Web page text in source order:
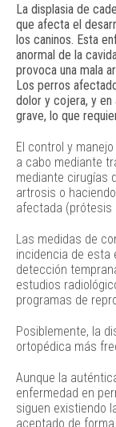
La displasia de
que afecta el
los caninos. Esta
anormal de la
provoca una mala
Los perros
dolor y cojera, y en
grave, lo que
El control y
a cabo mediante
mediante cirugías
artrosis o
afectada (prótesis
Las medidas de
incidencia de esta
detección
estudios
programas de
Posiblemente, la
ortopédica más
Aunque la
enfermedad en
siguen existiendo
aceptado de